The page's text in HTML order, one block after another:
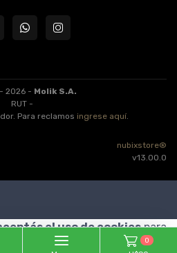
2026 - Molik S.A.
RUT -
Para reclamos ingrese aquí.
nubixstore®
v13.00.0
0
el uso de cookiespara
ENTENDIDO